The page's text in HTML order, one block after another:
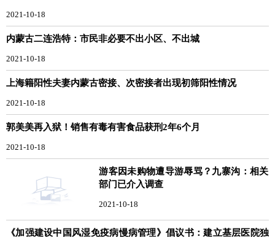
2021-10-18
内蒙古二连浩特：市民非必要不出小区、不出城
2021-10-18
上海籍阳性夫妻内蒙古密接、次密接者出现初筛阳性情况
2021-10-18
郭美美再入狱！销售有毒有害食品获刑2年6个月
2021-10-18
游客因未购物遭导游辱骂？九寨沟：相关
部门已介入调查
2021-10-18
《加强建设中国风湿免疫病慢病管理》倡议书：建立基层医院独